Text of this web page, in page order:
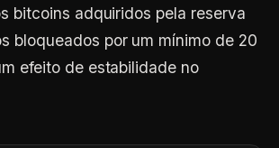
bitcoins adquiridos pela reserva
bloqueados por um mínimo de 20
efeito de estabilidade no